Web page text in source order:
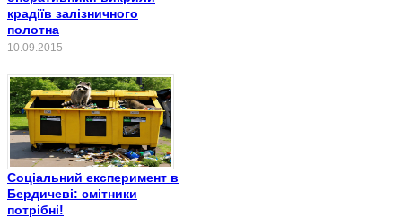
крадіїв залізничного
полотна
10.09.2015
Соціальний експеримент в
Бердичеві: смітники
потрібні!